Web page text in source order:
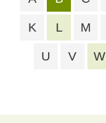
K L M
U V W